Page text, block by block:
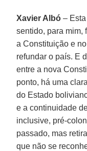
Xavier Albó –
sentido, para mim,
a Constituição e
refundar o país. E
entre a nova
ponto, há uma
do Estado
e a continuidade
inclusive, pré-
passado, mas
que não se